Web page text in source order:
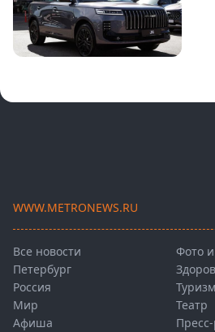
WWW.METRONEWS.RU
Все новости
Петербург
Россия
Мир
Афиша
Фото
Туризм
Театр